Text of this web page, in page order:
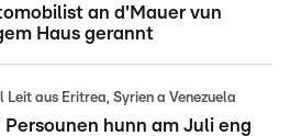
an d'Mauer vun
Haus gerannt
Leit aus Eritrea, Syrien a Venezuela
Persounen hunn am Juli eng